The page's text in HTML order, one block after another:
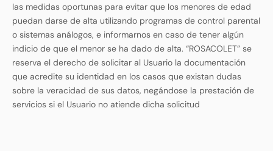
las medidas oportunas para evitar que los menores de edad
puedan darse de alta utilizando programas de control parental
o sistemas análogos, e informarnos en caso de tener algún
indicio de que el menor se ha dado de alta. “ROSACOLET” se
reserva el derecho de solicitar al Usuario la documentación
que acredite su identidad en los casos que existan dudas
sobre la veracidad de sus datos, negándose la prestación de
servicios si el Usuario no atiende dicha solicitud